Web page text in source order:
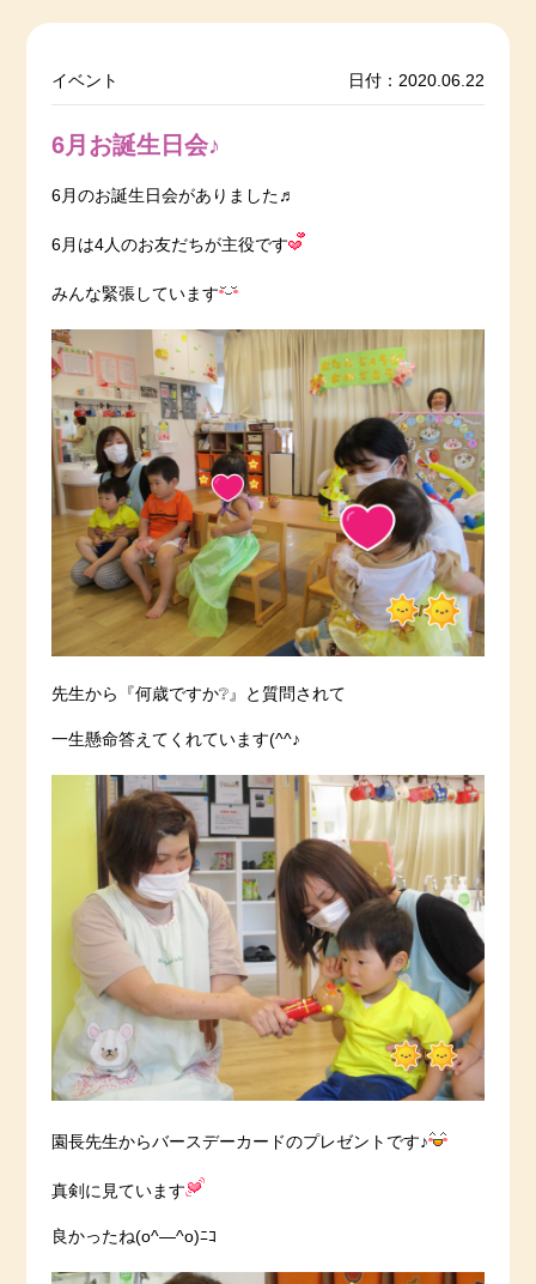
イベント 日付：2020.06.22
6月お誕生日会♪
6月のお誕生日会がありました♬
6月は4人のお友だちが主役です
みんな緊張しています
先生から『何歳ですか❔』と質問されて
一生懸命答えてくれています(^^♪
園長先生からバースデーカードのプレゼントです♪
真剣に見ています
良かったね(o^―^o)ﾆｺ